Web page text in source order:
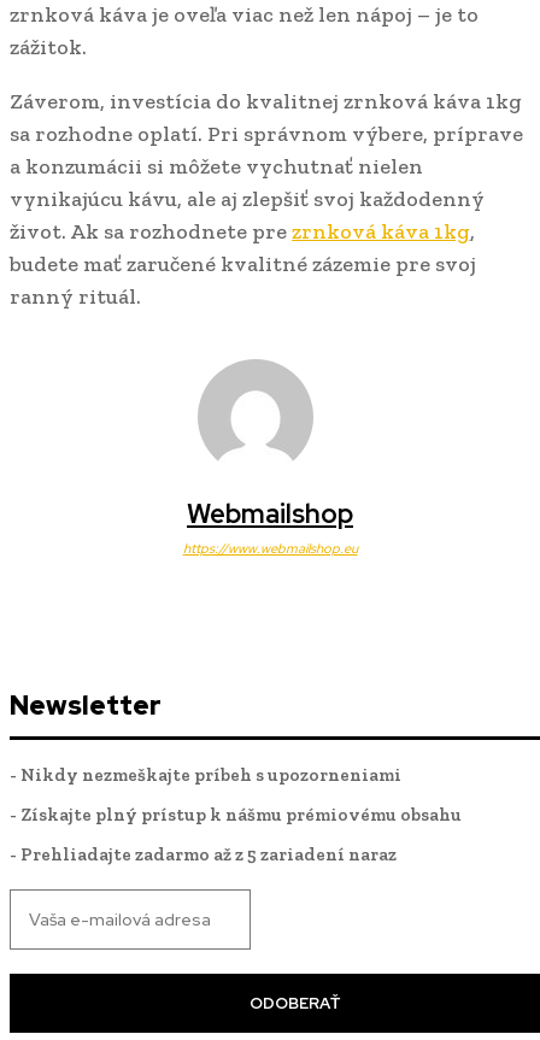
zrnková káva je oveľa viac než len nápoj – je to
zážitok.
Záverom, investícia do kvalitnej zrnková káva 1kg
sa rozhodne oplatí. Pri správnom výbere, príprave
a konzumácii si môžete vychutnať nielen
vynikajúcu kávu, ale aj zlepšiť svoj každodenný
život. Ak sa rozhodnete prezrnková káva 1kg,
budete mať zaručené kvalitné zázemie pre svoj
ranný rituál.
Webmailshop
https://www.webmailshop.eu
Newsletter
- Nikdy nezmeškajte príbeh s upozorneniami
- Získajte plný prístup k nášmu prémiovému obsahu
- Prehliadajte zadarmo až z 5 zariadení naraz
ODOBERAŤ